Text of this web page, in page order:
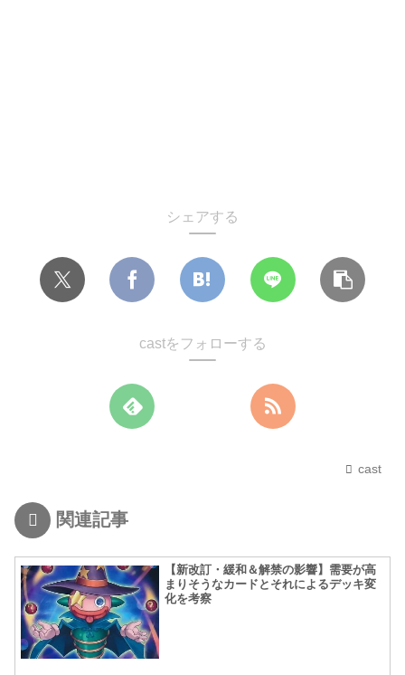
シェアする
castをフォローする
cast
関連記事
【新改訂・緩和＆解禁の影響】需要が高
まりそうなカードとそれによるデッキ変
化を考察